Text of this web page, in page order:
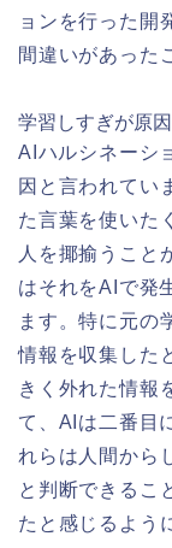
ョンを行った開
間違いがあった
学習しすぎが原
AIハルシネーシ
因と言われてい
た言葉を使いた
人を揶揄うこと
はそれをAIで発
ます。特に元の
情報を収集した
きく外れた情報
て、AIは二番目
れらは人間から
と判断できるこ
たと感じるよう